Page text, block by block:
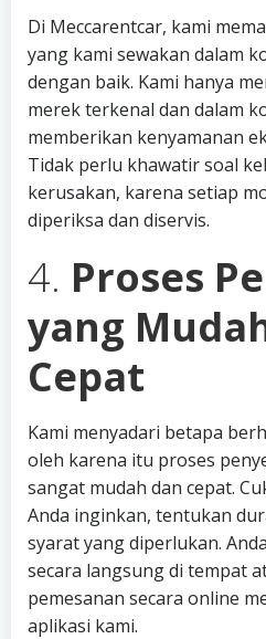
Di Meccarentcar, kami
yang kami sewakan dalam
dengan baik. Kami hanya
merek terkenal dan dalam
memberikan kenyamanan
Tidak perlu khawatir soal
kerusakan, karena setiap
diperiksa dan diservis.
4. Proses
yang
Cepat
Kami menyadari betapa
oleh karena itu proses
sangat mudah dan cepat.
Anda inginkan, tentukan
syarat yang diperlukan.
secara langsung di tempat
pemesanan secara online
aplikasi kami.